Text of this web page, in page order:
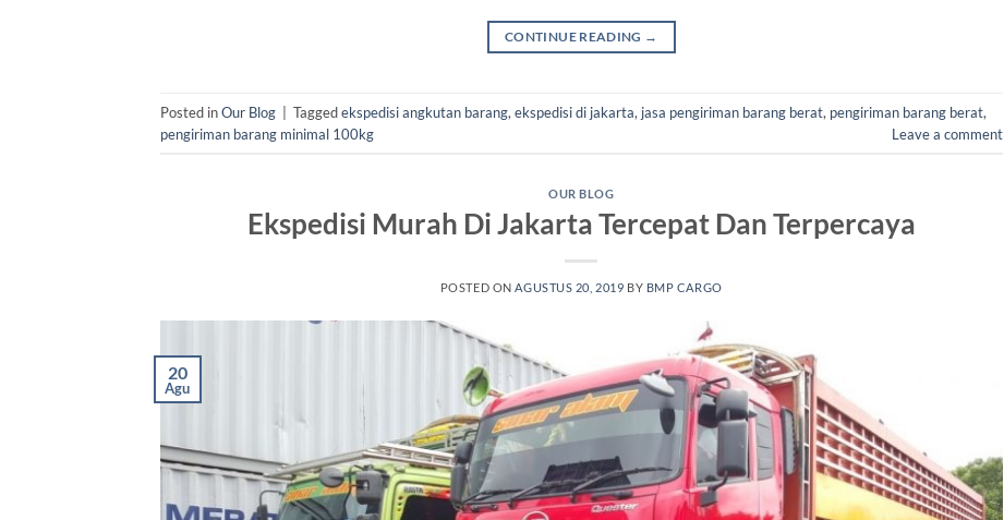
CONTINUE READING →
Posted inOur Blog Taggedekspedisi angkutan barang, ekspedisi di jakarta, jasa pengiriman barang berat, pengiriman barang berat,
pengiriman barang minimal 100kg
Leave a comment
OUR BLOG
Ekspedisi Murah Di Jakarta Tercepat Dan Terpercaya
POSTED ONAGUSTUS 20, 2019 BY BMP CARGO
20
Agu